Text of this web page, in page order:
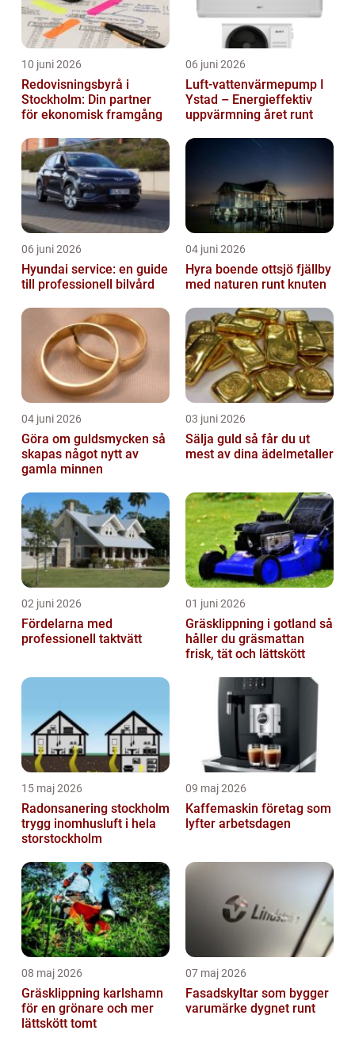
10 juni 2026
Redovisningsbyrå i
Stockholm: Din partner
för ekonomisk framgång
06 juni 2026
Luft-vattenvärmepump I
Ystad – Energieffektiv
uppvärmning året runt
06 juni 2026
Hyundai service: en guide
till professionell bilvård
04 juni 2026
Hyra boende ottsjö fjällby
med naturen runt knuten
04 juni 2026
Göra om guldsmycken så
skapas något nytt av
gamla minnen
03 juni 2026
Sälja guld så får du ut
mest av dina ädelmetaller
02 juni 2026
Fördelarna med
professionell taktvätt
01 juni 2026
Gräsklippning i gotland så
håller du gräsmattan
frisk, tät och lättskött
15 maj 2026
Radonsanering stockholm
trygg inomhusluft i hela
storstockholm
09 maj 2026
Kaffemaskin företag som
lyfter arbetsdagen
08 maj 2026
Gräsklippning karlshamn
för en grönare och mer
lättskött tomt
07 maj 2026
Fasadskyltar som bygger
varumärke dygnet runt